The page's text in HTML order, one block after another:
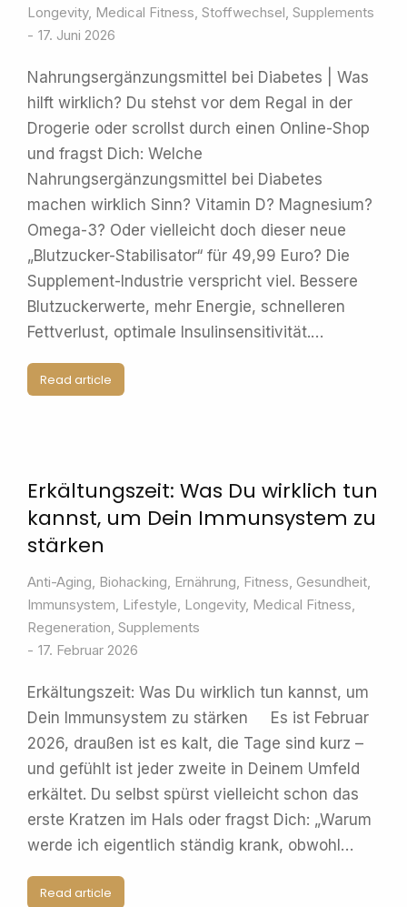
Longevity, Medical Fitness, Stoffwechsel, Supplements
17. Juni 2026
Nahrungsergänzungsmittel bei Diabetes | Was
hilft wirklich? Du stehst vor dem Regal in der
Drogerie oder scrollst durch einen Online-Shop
und fragst Dich: Welche
Nahrungsergänzungsmittel bei Diabetes
machen wirklich Sinn? Vitamin D? Magnesium?
Omega-3? Oder vielleicht doch dieser neue
„Blutzucker-Stabilisator“ für 49,99 Euro? Die
Supplement-Industrie verspricht viel. Bessere
Blutzuckerwerte, mehr Energie, schnelleren
Fettverlust, optimale Insulinsensitivität.…
Read article
Erkältungszeit: Was Du wirklich tun
kannst, um Dein Immunsystem zu
stärken
Anti-Aging, Biohacking, Ernährung, Fitness, Gesundheit,
Immunsystem, Lifestyle, Longevity, Medical Fitness,
Regeneration, Supplements
17. Februar 2026
Erkältungszeit: Was Du wirklich tun kannst, um
Dein Immunsystem zu stärken Es ist Februar
2026, draußen ist es kalt, die Tage sind kurz –
und gefühlt ist jeder zweite in Deinem Umfeld
erkältet. Du selbst spürst vielleicht schon das
erste Kratzen im Hals oder fragst Dich: „Warum
werde ich eigentlich ständig krank, obwohl…
Read article